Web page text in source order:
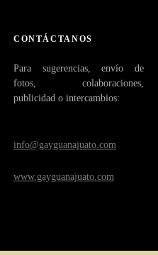
CONTÁCTANOS
Para sugerencias, envío de
fotos, colaboraciones,
publicidad o intercambios:
info@gayguanajuato.com
www.gayguanajuato.com